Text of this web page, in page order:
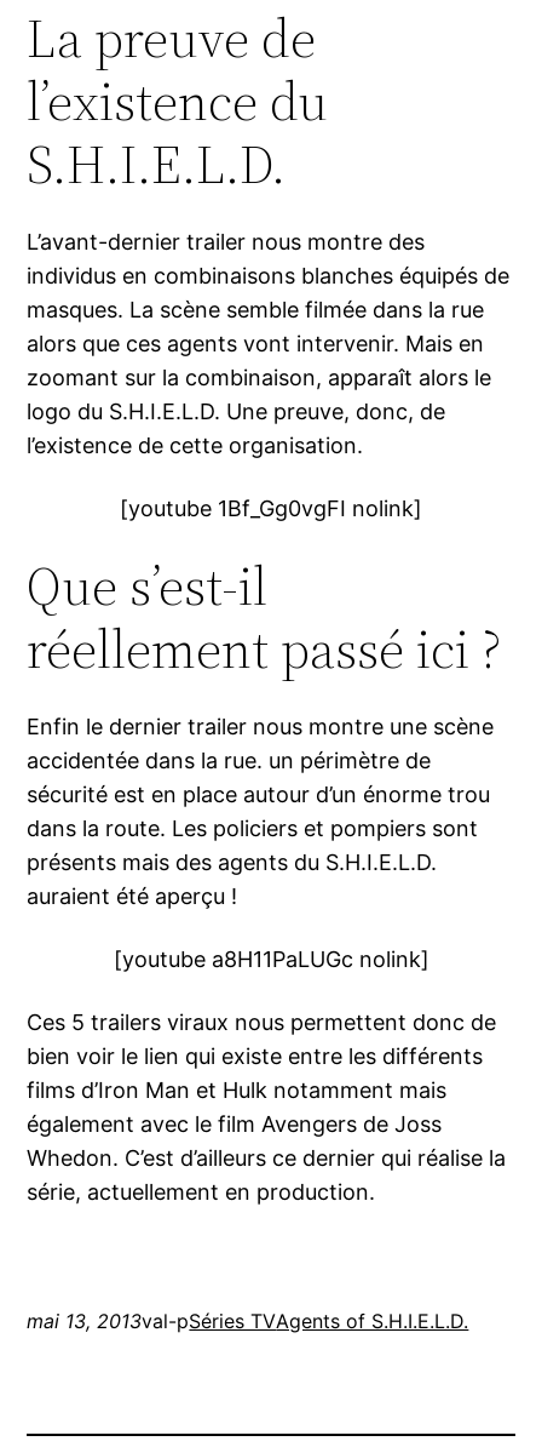
La preuve de
l’existence du
S.H.I.E.L.D.
L’avant-dernier trailer nous montre des
individus en combinaisons blanches équipés de
masques. La scène semble filmée dans la rue
alors que ces agents vont intervenir. Mais en
zoomant sur la combinaison, apparaît alors le
logo du S.H.I.E.L.D. Une preuve, donc, de
l’existence de cette organisation.
[youtube 1Bf_Gg0vgFI nolink]
Que s’est-il
réellement passé ici ?
Enfin le dernier trailer nous montre une scène
accidentée dans la rue. un périmètre de
sécurité est en place autour d’un énorme trou
dans la route. Les policiers et pompiers sont
présents mais des agents du S.H.I.E.L.D.
auraient été aperçu !
[youtube a8H11PaLUGc nolink]
Ces 5 trailers viraux nous permettent donc de
bien voir le lien qui existe entre les différents
films d’Iron Man et Hulk notamment mais
également avec le film Avengers de Joss
Whedon. C’est d’ailleurs ce dernier qui réalise la
série, actuellement en production.
mai 13, 2013val-pSéries TVAgents of S.H.I.E.L.D.